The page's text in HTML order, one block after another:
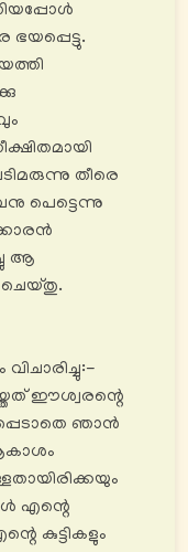
തീരെ
പെട്ടെന്നു
ആ
ചെയ്തു.
ഈശ്വരന്റെ
ഞാൻ
എന്റെ
കുട്ടികളും